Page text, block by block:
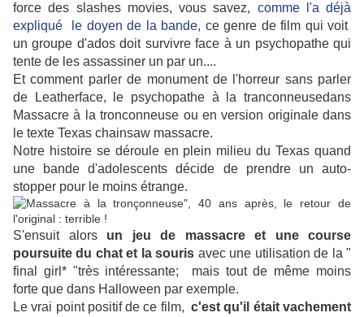
force des slashes movies, vous savez, comme l'a déjà
expliqué le doyen de la bande, ce genre de film qui voit
un groupe d'ados doit survivre face à un psychopathe qui
tente de les assassiner un par un....
Et comment parler de monument de l'horreur sans parler
de Leatherface, le psychopathe à la tranconneusedans
Massacre à la tronconneuse ou en version originale dans
le texte Texas chainsaw massacre.
Notre histoire se déroule en plein milieu du Texas quand
une bande d'adolescents décide de prendre un auto-
stopper pour le moins étrange.
S'ensuit alors un jeu de massacre et une course
poursuite du chat et la souris avec une utilisation de la "
final girl* "très intéressante; mais tout de même moins
forte que dans Halloween par exemple.
Le vrai point positif de ce film,c'est qu'il était vachement